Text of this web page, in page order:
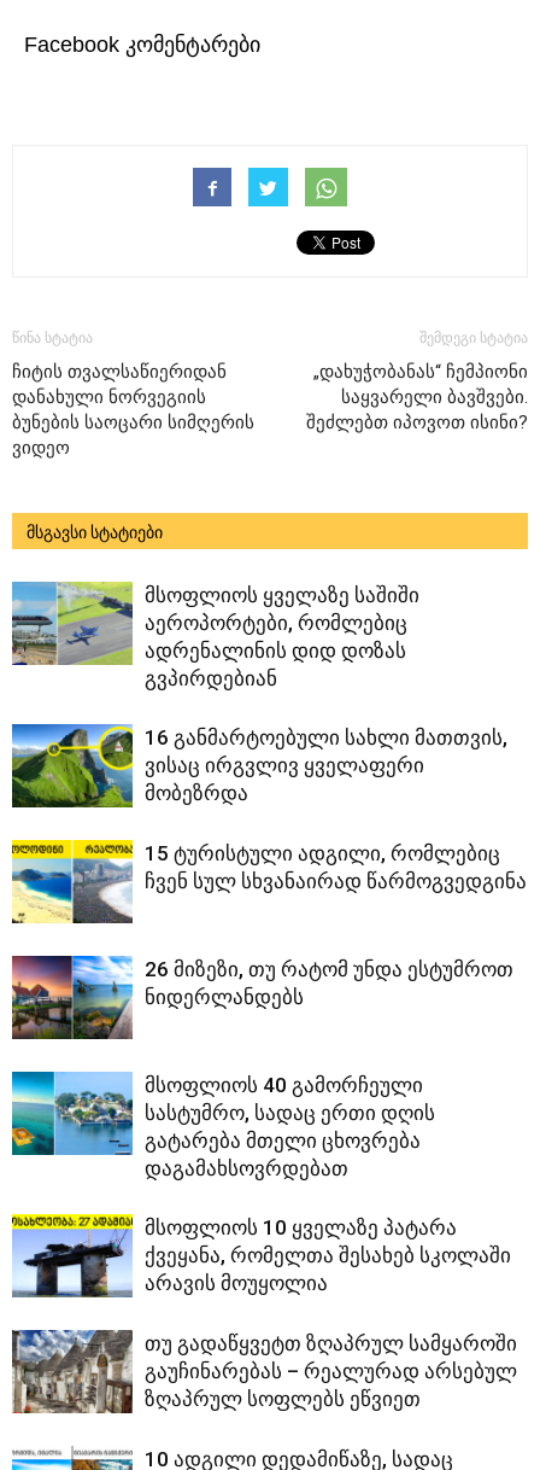
Facebook კომენტარები
წინა სტატია
ჩიტის თვალსაწიერიდან
დანახული ნორვეგიის
ბუნების საოცარი სიმღერის
ვიდეო
შემდეგი სტატია
„დახუჭობანას“ ჩემპიონი
საყვარელი ბავშვები.
შეძლებთ იპოვოთ ისინი?
მსგავსი სტატიები
მსოფლიოს ყველაზე საშიში
აეროპორტები, რომლებიც
ადრენალინის დიდ დოზას
გვპირდებიან
16 განმარტოებული სახლი მათთვის,
ვისაც ირგვლივ ყველაფერი
მობეზრდა
15 ტურისტული ადგილი, რომლებიც
ჩვენ სულ სხვანაირად წარმოგვედგინა
26 მიზეზი, თუ რატომ უნდა ესტუმროთ
ნიდერლანდებს
მსოფლიოს 40 გამორჩეული
სასტუმრო, სადაც ერთი დღის
გატარება მთელი ცხოვრება
დაგამახსოვრდებათ
მსოფლიოს 10 ყველაზე პატარა
ქვეყანა, რომელთა შესახებ სკოლაში
არავის მოუყოლია
თუ გადაწყვეტთ ზღაპრულ სამყაროში
გაუჩინარებას – რეალურად არსებულ
ზღაპრულ სოფლებს ეწვიეთ
10 ადგილი დედამიწაზე, სადაც